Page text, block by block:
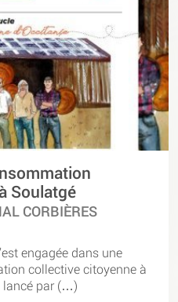
Soulatgé
CORBIÈRES
engagée dans une
collective citoyenne à
lancé par (…)